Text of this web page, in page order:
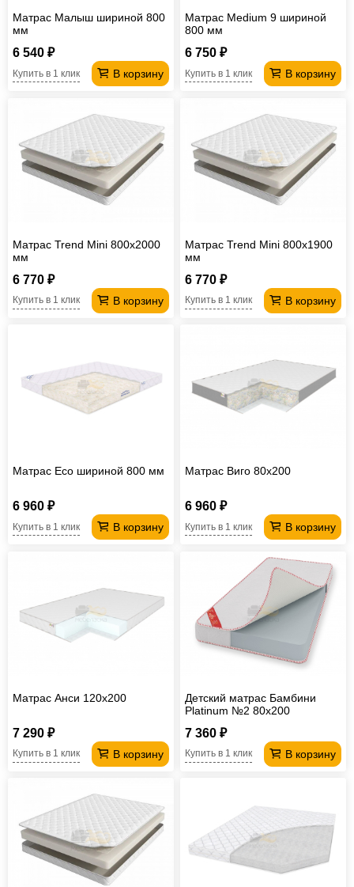
Матрас Малыш шириной 800
мм
6 540 ₽
В корзину
Купить в 1 клик
Матрас Medium 9 шириной
800 мм
6 750 ₽
В корзину
Купить в 1 клик
Матрас Trend Mini 800х2000
мм
6 770 ₽
В корзину
Купить в 1 клик
Матрас Trend Mini 800х1900
мм
6 770 ₽
В корзину
Купить в 1 клик
Матрас Eco шириной 800 мм
6 960 ₽
В корзину
Купить в 1 клик
Матрас Виго 80х200
6 960 ₽
В корзину
Купить в 1 клик
Матрас Анси 120х200
7 290 ₽
В корзину
Купить в 1 клик
Детский матрас Бамбини
Platinum №2 80х200
7 360 ₽
В корзину
Купить в 1 клик